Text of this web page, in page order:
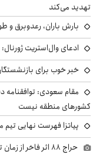
تهدید می‌کند
بارش باران، رعدوبرق
ادعای وال‌استریت
خبر خوب برای
مقام سعودی: توافقنامه
کشورهای منطقه نیست
پیاتزا فهرست نهایی تیم
حراج ۸۸ اثر فاخر از زمان تیموریان تا دوره معاصر +تصاویر